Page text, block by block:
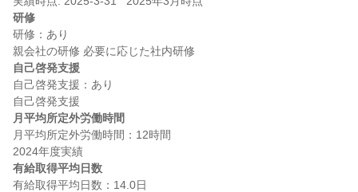
研修
研修：あり
自己啓発支援
自己啓発支援：あり
月平均所定外労働時間
月平均所定外労働時間：12時間
有給取得平均日数
有給取得平均日数：14.0日